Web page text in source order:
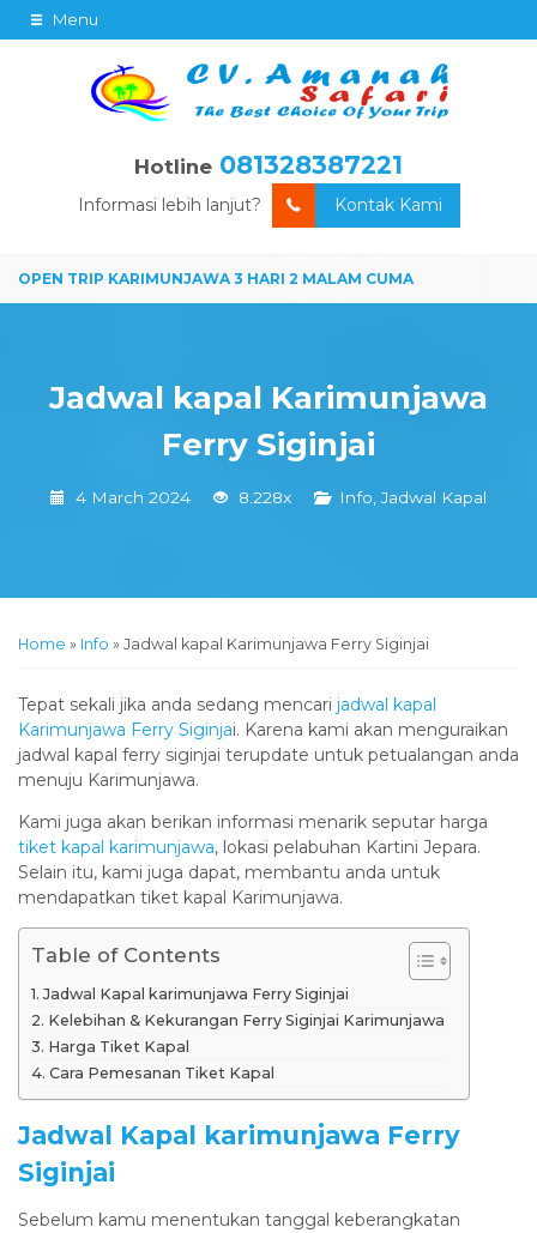
Menu
Hotline 081328387221
Informasi lebih lanjut? Kontak Kami
Jadwal kapal Karimunjawa
Ferry Siginjai
4 March 2024 8.228x Info,Jadwal Kapal
Home » Info » Jadwal kapal Karimunjawa Ferry Siginjai
Tepat sekali jika anda sedang mencari jadwal kapal
Karimunjawa Ferry Siginjai. Karena kami akan menguraikan
jadwal kapal ferry siginjai terupdate untuk petualangan anda
menuju Karimunjawa.
Kami juga akan berikan informasi menarik seputar harga
tiket kapal karimunjawa, lokasi pelabuhan Kartini Jepara.
Selain itu, kami juga dapat, membantu anda untuk
mendapatkan tiket kapal Karimunjawa.
Table of Contents
Jadwal Kapal karimunjawa Ferry Siginjai
Kelebihan & Kekurangan Ferry Siginjai Karimunjawa
Harga Tiket Kapal
Cara Pemesanan Tiket Kapal
Jadwal Kapal karimunjawa Ferry
Siginjai
Sebelum kamu menentukan tanggal keberangkatan